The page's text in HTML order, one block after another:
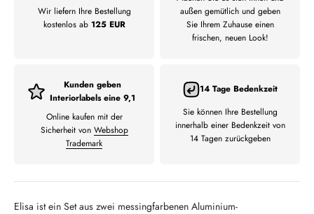
Wir liefern Ihre Bestellung
kostenlos ab 125 EUR
außen gemütlich und geben
Sie Ihrem Zuhause einen
frischen, neuen Look!
Kunden geben
Interiorlabels eine 9,1
Online kaufen mit der
Sicherheit von Webshop
Trademark
14 Tage Bedenkzeit
Sie können Ihre Bestellung
innerhalb einer Bedenkzeit von
14 Tagen zurückgeben
Elisa ist ein Set aus zwei messingfarbenen Aluminium-